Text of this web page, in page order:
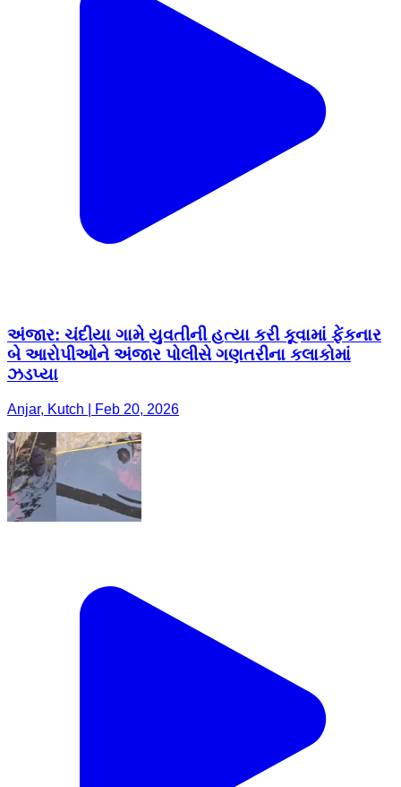
અંજાર: ચંદીયા ગામે યુવતીની હત્યા કરી કૂવામાં ફેંકનાર
બે આરોપીઓને અંજાર પોલીસે ગણતરીના કલાકોમાં
ઝડપ્યા
Anjar, Kutch | Feb 20, 2026